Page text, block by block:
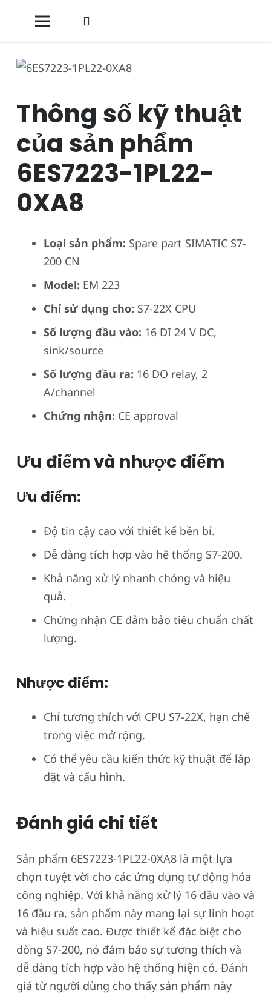
Thông số kỹ thuật
của sản phẩm
6ES7223-1PL22-
0XA8
Loại sản phẩm: Spare part SIMATIC S7-
200 CN
Model: EM 223
Chỉ sử dụng cho: S7-22X CPU
Số lượng đầu vào: 16 DI 24 V DC,
sink/source
Số lượng đầu ra: 16 DO relay, 2
A/channel
Chứng nhận: CE approval
Ưu điểm và nhược điểm
Ưu điểm:
Độ tin cậy cao với thiết kế bền bỉ.
Dễ dàng tích hợp vào hệ thống S7-200.
Khả năng xử lý nhanh chóng và hiệu
quả.
Chứng nhận CE đảm bảo tiêu chuẩn chất
lượng.
Nhược điểm:
Chỉ tương thích với CPU S7-22X, hạn chế
trong việc mở rộng.
Có thể yêu cầu kiến thức kỹ thuật để lắp
đặt và cấu hình.
Đánh giá chi tiết
Sản phẩm 6ES7223-1PL22-0XA8 là một lựa
chọn tuyệt vời cho các ứng dụng tự động hóa
công nghiệp. Với khả năng xử lý 16 đầu vào và
16 đầu ra, sản phẩm này mang lại sự linh hoạt
và hiệu suất cao. Được thiết kế đặc biệt cho
dòng S7-200, nó đảm bảo sự tương thích và
dễ dàng tích hợp vào hệ thống hiện có. Đánh
giá từ người dùng cho thấy sản phẩm này